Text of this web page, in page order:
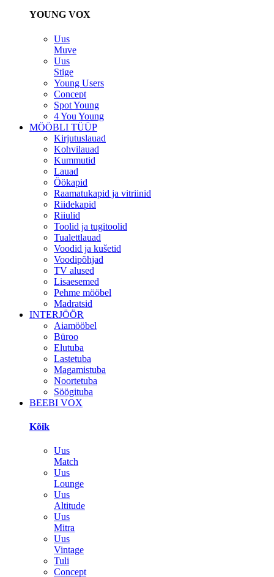
YOUNG VOX
Uus
Muve
Uus
Stige
Young Users
Concept
Spot Young
4 You Young
MÖÖBLI TÜÜP
Kirjutuslauad
Kohvilauad
Kummutid
Lauad
Öökapid
Raamatukapid ja vitriinid
Riidekapid
Riiulid
Toolid ja tugitoolid
Tualettlauad
Voodid ja kušetid
Voodipõhjad
TV alused
Lisaesemed
Pehme mööbel
Madratsid
INTERJÖÖR
Aiamööbel
Büroo
Elutuba
Lastetuba
Magamistuba
Noortetuba
Söögituba
BEEBI VOX
Kõik
Uus
Match
Uus
Lounge
Uus
Altitude
Uus
Mitra
Uus
Vintage
Tuli
Concept